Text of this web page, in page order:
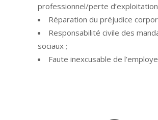
professionnel/perte
Réparation du préjudice
Responsabilité civile des
sociaux ;
Faute inexcusable de